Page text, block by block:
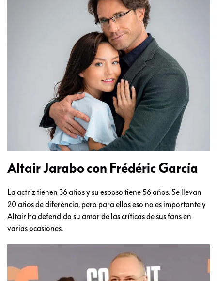
Altair Jarabo con Frédéric García
La actriz tienen 36 años y su esposo tiene 56 años. Se llevan
20 años de diferencia, pero para ellos eso no es importante y
Altair ha defendido su amor de las críticas de sus fans en
varias ocasiones.